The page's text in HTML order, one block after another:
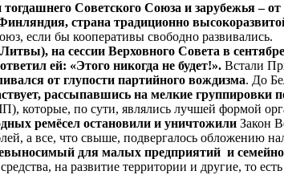
Советского Союза и зарубежья –
страна традиционно
если бы кооперативы свободно развивались.
на сессии Верховного Совета в
ей: «Этого никогда не будет!». Встали
от глупости партийного вождизма. До
рассыпавшись на мелкие
которые, по сути, являлись лучшей формой
ремёсел остановили и уничтожили Закон
а все, что свыше, подвергалось обложению
для малых предприятий и
на развитие территории и другие, то